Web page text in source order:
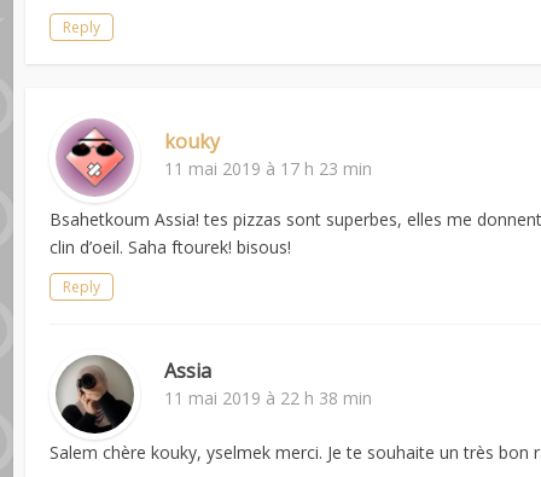
Reply
kouky
11 mai 2019 à 17 h 23 min
Bsahetkoum Assia! tes pizzas sont superbes, elles me
clin d’oeil. Saha ftourek! bisous!
Reply
Assia
11 mai 2019 à 22 h 38 min
Salem chère kouky, yselmek merci. Je te souhaite un très bon